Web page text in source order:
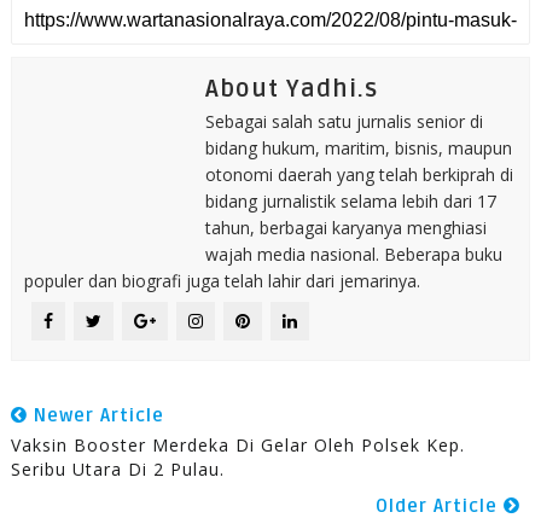
About Yadhi.s
Sebagai salah satu jurnalis senior di
bidang hukum, maritim, bisnis, maupun
otonomi daerah yang telah berkiprah di
bidang jurnalistik selama lebih dari 17
tahun, berbagai karyanya menghiasi
wajah media nasional. Beberapa buku
populer dan biografi juga telah lahir dari jemarinya.
Newer Article
Vaksin Booster Merdeka Di Gelar Oleh Polsek Kep.
Seribu Utara Di 2 Pulau.
Older Article